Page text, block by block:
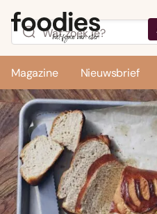
Magazine Nieuwsbrief